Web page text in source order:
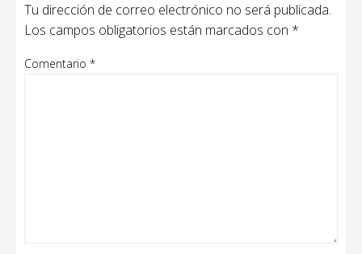
Tu dirección de correo electrónico no será publicada.
Los campos obligatorios están marcados con *
Comentario *